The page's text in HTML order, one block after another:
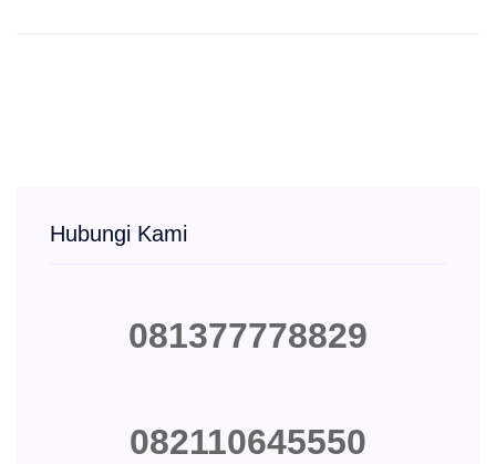
Hubungi Kami
081377778829
082110645550